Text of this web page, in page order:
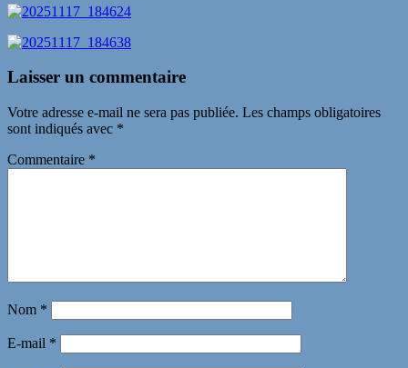
Laisser un commentaire
Votre adresse e-mail ne sera pas publiée. Les champs obligatoires
sont indiqués avec *
Commentaire *
Nom *
E-mail *